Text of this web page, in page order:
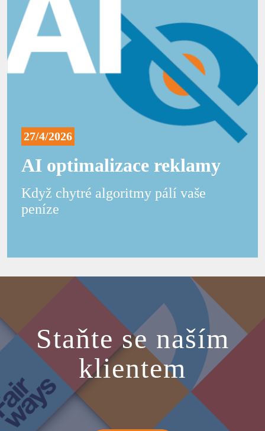
AI optimalizace reklamy
Když chytré algoritmy pálí vaše
peníze
27/4/2026
Staňte se naším
klientem